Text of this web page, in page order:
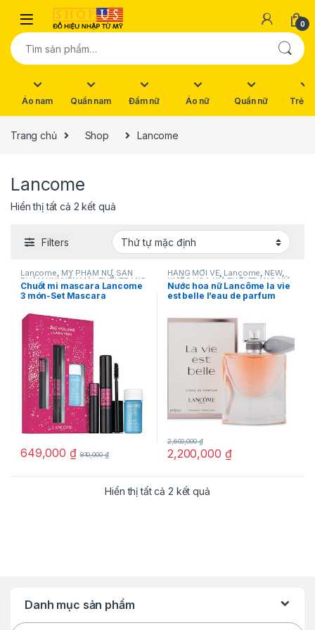
Skip to navigation
Skip to content
0
Tìm kiếm:
Áo nam Quần nam Đầm nữ Áo nữ Quần nữ Trẻ
Trang chủ Shop Lancome
Lancome
Hiển thị tất cả 2 kết quả
Filters
Lancome, MỸ PHẨM NỮ, SẢN
PHẨM KHUYẾN MÃI THỜI TRANG
NỮ
Chuốt mi mascara Lancome
3 món-Set Mascara
xách tay chính hãng
649,000 ₫ 810,000₫
HÀNG MỚI VỀ, Lancome, NEW,
NƯỚC HOA NỮ,THỜI TRANG NỮ
Nước hoa nữ Lancôme la vie
est belle l’eau de parfum
hãng(authentic)
2,200,000 ₫
2,600,000₫
Hiển thị tất cả 2 kết quả
Danh mục sản phẩm